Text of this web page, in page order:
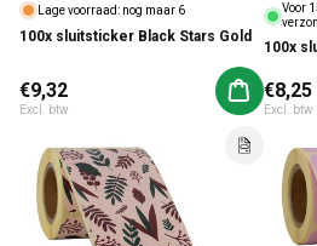
Lage voorraad: nog maar 6
100x sluitsticker Black Stars Gold
Normale prijs
€9,32
Excl. btw
Aan
Voor
100x
€8,25
Excl. btw